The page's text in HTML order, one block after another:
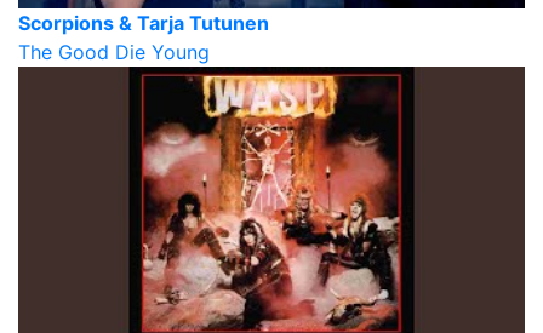
Scorpions & Tarja Tutunen
The Good Die Young